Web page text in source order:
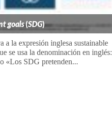
goals(SDG)
a la expresión inglesa sustainable
se usa la denominación en inglés:
«Los SDG pretenden...